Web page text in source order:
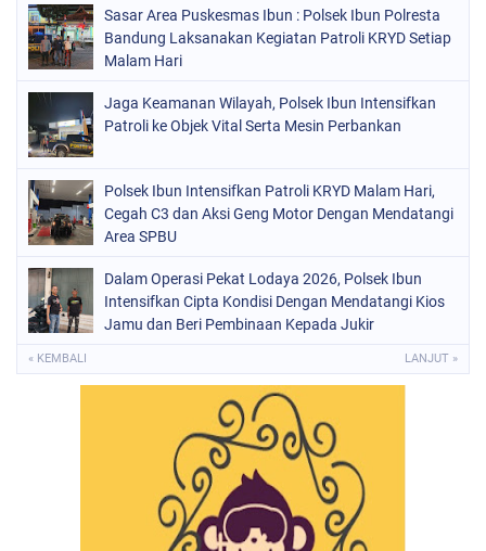
Sasar Area Puskesmas Ibun : Polsek Ibun Polresta
Bandung Laksanakan Kegiatan Patroli KRYD Setiap
Malam Hari
Jaga Keamanan Wilayah, Polsek Ibun Intensifkan
Patroli ke Objek Vital Serta Mesin Perbankan
Polsek Ibun Intensifkan Patroli KRYD Malam Hari,
Cegah C3 dan Aksi Geng Motor Dengan Mendatangi
Area SPBU
Dalam Operasi Pekat Lodaya 2026, Polsek Ibun
Intensifkan Cipta Kondisi Dengan Mendatangi Kios
Jamu dan Beri Pembinaan Kepada Jukir
« KEMBALI LANJUT »